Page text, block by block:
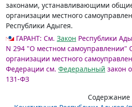
законами, устанавливающими
организации местного
Республики Адыгея.
ГАРАНТ: См. Закон Республики
N 294 "О местном самоуправлении"
организации местного
Федерации см. Федеральный закон
131-ФЗ
Содержание